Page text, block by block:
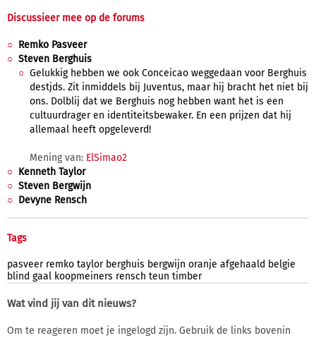
Discussieer mee op de forums
Remko Pasveer
Steven Berghuis
Gelukkig hebben we ook Conceicao weggedaan voor Berghuis
destjds. Zit inmiddels bij Juventus, maar hij bracht het niet bij
ons. Dolblij dat we Berghuis nog hebben want het is een
cultuurdrager en identiteitsbewaker. En een prijzen dat hij
allemaal heeft opgeleverd!
Mening van: ElSimao2
Kenneth Taylor
Steven Bergwijn
Devyne Rensch
Tags
pasveer remko taylor berghuis bergwijn oranje afgehaald belgie
blind gaal koopmeiners rensch teun timber
Wat vind jij van dit nieuws?
Om te reageren moet je ingelogd zijn. Gebruik de links bovenin